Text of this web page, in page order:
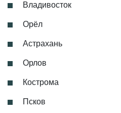
Владивосток
Орёл
Астрахань
Орлов
Кострома
Псков